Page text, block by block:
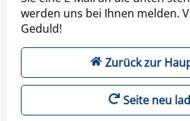
werden uns bei Ihnen melden.
Geduld!
Zurück zur
Seite neu